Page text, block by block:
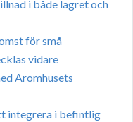
i både lagret och
för små
vidare
Aromhusets
integrera i befintlig